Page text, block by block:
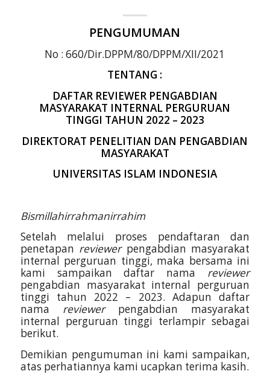
PENGUMUMAN
No : 660/Dir.DPPM/80/DPPM/XII/2021
TENTANG :
DAFTAR REVIEWER PENGABDIAN
MASYARAKAT INTERNAL PERGURUAN
TINGGI TAHUN 2022 – 2023
DIREKTORAT PENELITIAN DAN PENGABDIAN
MASYARAKAT
UNIVERSITAS ISLAM INDONESIA
Bismillahirrahmanirrahim
Setelah melalui proses pendaftaran dan
penetapan reviewerpengabdian masyarakat
internal perguruan tinggi, maka bersama ini
kami sampaikan daftar nama reviewer
pengabdian masyarakat internal perguruan
tinggi tahun 2022 – 2023. Adapun daftar
nama reviewer pengabdian masyarakat
internal perguruan tinggi terlampir sebagai
berikut.
Demikian pengumuman ini kami sampaikan,
atas perhatiannya kami ucapkan terima kasih.